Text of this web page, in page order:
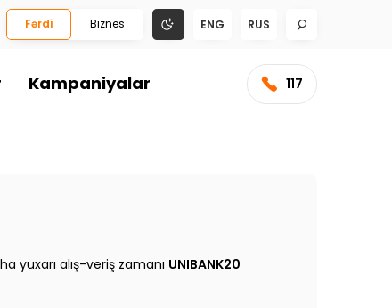
Fərdi Biznes ENG RUS
Kampaniyalar 117
yuxarı alış-veriş zamanı UNIBANK20